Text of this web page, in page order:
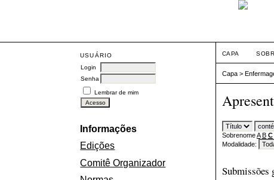
USUÁRIO
Login
Senha
Lembrar de mim
Informações
Edições
Comitê Organizador
CAPA
Capa>
SobrenomeA B C
Modalidade:
Submissões